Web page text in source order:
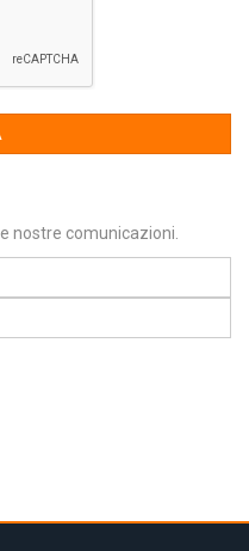
nostre comunicazioni.